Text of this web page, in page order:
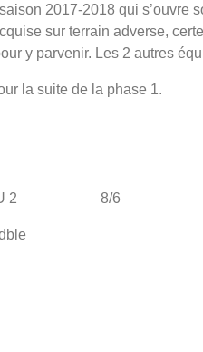
2017-2018 qui
sur terrain adverse,
y parvenir. Les 2 autres
la suite de la phase 1.
2 8/6